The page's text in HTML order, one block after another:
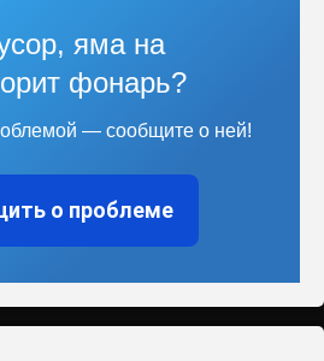
яма на
фонарь?
— сообщите о ней!
о проблеме